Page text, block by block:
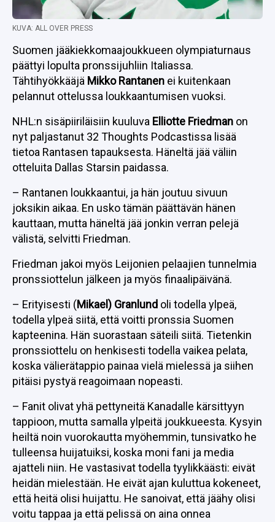
KUVA: ALL OVER PRESS
Suomen jääkiekkomaajoukkueen olympiaturnaus
päättyi lopulta pronssijuhliin Italiassa.
Tähtihyökkääjä Mikko Rantanen ei kuitenkaan
pelannut ottelussa loukkaantumisen vuoksi.
NHL:n sisäpiiriläisiin kuuluva Elliotte Friedman on
nyt paljastanut 32 Thoughts Podcastissa lisää
tietoa Rantasen tapauksesta. Häneltä jää väliin
otteluita Dallas Starsin paidassa.
– Rantanen loukkaantui, ja hän joutuu sivuun
joksikin aikaa. En usko tämän päättävän hänen
kauttaan, mutta häneltä jää jonkin verran pelejä
välistä, selvitti Friedman.
Friedman jakoi myös Leijonien pelaajien tunnelmia
pronssiottelun jälkeen ja myös finaalipäivänä.
– Erityisesti (Mikael) Granlund oli todella ylpeä,
todella ylpeä siitä, että voitti pronssia Suomen
kapteenina. Hän suorastaan säteili siitä. Tietenkin
pronssiottelu on henkisesti todella vaikea pelata,
koska välierätappio painaa vielä mielessä ja siihen
pitäisi pystyä reagoimaan nopeasti.
– Fanit olivat yhä pettyneitä Kanadalle kärsittyyn
tappioon, mutta samalla ylpeitä joukkueesta. Kysyin
heiltä noin vuorokautta myöhemmin, tunsivatko he
tulleensa huijatuiksi, koska moni fani ja media
ajatteli niin. He vastasivat todella tyylikkäästi: eivät
heidän mielestään. He eivät ajan kuluttua kokeneet,
että heitä olisi huijattu. He sanoivat, että jäähy olisi
voitu tappaa ja että pelissä on aina onnea